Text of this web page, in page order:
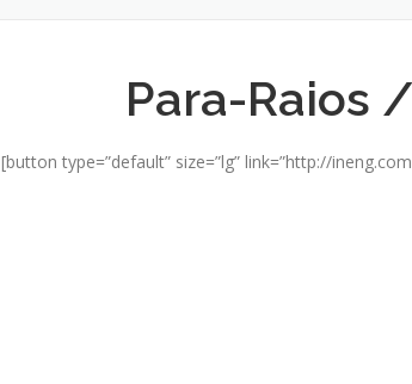
Para-Raios
[button type=”default” size=”lg” link=”http://